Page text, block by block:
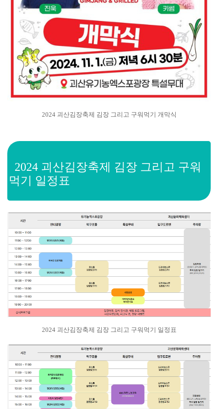
2024 괴산김장축제 김장 그리고 구워먹기 개막식
2024 괴산김장축제 김장 그리고 구워
먹기 일정표
2024 괴산김장축제 김장 그리고 구워먹기 일정표